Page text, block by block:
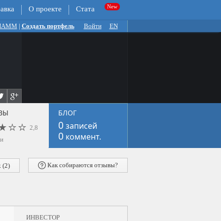
О проекте Стата
| Создать портфель Войти EN
2,8
БЛОГ
0 записей
0 коммент.
Как собираются отзывы?
(2)
ИНВЕСТОР